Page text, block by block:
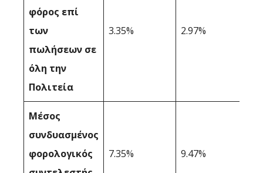
φόρος επί
των
πωλήσεων σε
όλη την
Πολιτεία
3.35% 2.97%
Μέσος
συνδυασμένος
φορολογικός
7.35% 9.47%